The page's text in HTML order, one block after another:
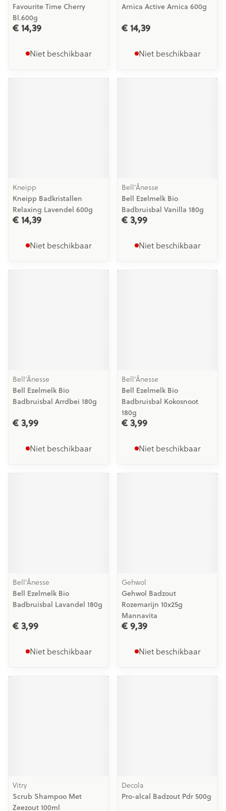
Favourite Time Cherry
Bl.600g
€ 14,39
Niet beschikbaar
Arnica Active Arnica 600g
€ 14,39
Niet beschikbaar
Kneipp
Kneipp Badkristallen
Relaxing Lavendel 600g
€ 14,39
Niet beschikbaar
Bell’Ânesse
Bell Ezelmelk Bio
Badbruisbal Vanilla 180g
€ 3,99
Niet beschikbaar
Bell’Ânesse
Bell Ezelmelk Bio
Badbruisbal Arrdbei 180g
€ 3,99
Niet beschikbaar
Bell’Ânesse
Bell Ezelmelk Bio
Badbruisbal Kokosnoot
180g
€ 3,99
Niet beschikbaar
Bell’Ânesse
Bell Ezelmelk Bio
Badbruisbal Lavandel 180g
€ 3,99
Niet beschikbaar
Gehwol
Gehwol Badzout
Rozemarijn 10x25g
Mannavita
€ 9,39
Niet beschikbaar
Vitry
Scrub Shampoo Met
Zeezout 100ml
Decola
Pro-alcal Badzout Pdr 500g